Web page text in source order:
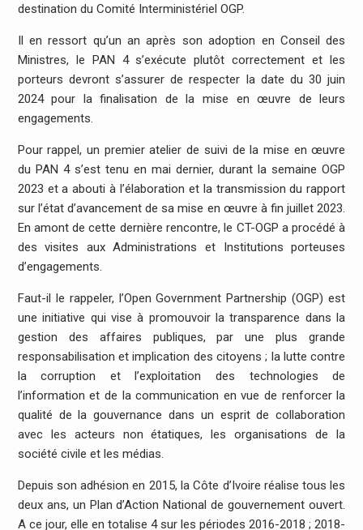
destination du Comité Interministériel OGP.
Il en ressort qu’un an après son adoption en Conseil des
Ministres, le PAN 4 s’exécute plutôt correctement et les
porteurs devront s’assurer de respecter la date du 30 juin
2024 pour la finalisation de la mise en œuvre de leurs
engagements.
Pour rappel, un premier atelier de suivi de la mise en œuvre
du PAN 4 s’est tenu en mai dernier, durant la semaine OGP
2023 et a abouti à l’élaboration et la transmission du rapport
sur l’état d’avancement de sa mise en œuvre à fin juillet 2023.
En amont de cette dernière rencontre, le CT-OGP a procédé à
des visites aux Administrations et Institutions porteuses
d’engagements.
Faut-il le rappeler, l’Open Government Partnership (OGP) est
une initiative qui vise à promouvoir la transparence dans la
gestion des affaires publiques, par une plus grande
responsabilisation et implication des citoyens ; la lutte contre
la corruption et l’exploitation des technologies de
l’information et de la communication en vue de renforcer la
qualité de la gouvernance dans un esprit de collaboration
avec les acteurs non étatiques, les organisations de la
société civile et les médias.
Depuis son adhésion en 2015, la Côte d’Ivoire réalise tous les
deux ans, un Plan d’Action National de gouvernement ouvert.
A ce jour, elle en totalise 4 sur les périodes 2016-2018 ; 2018-